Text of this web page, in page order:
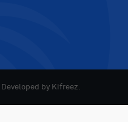
by Kifreez.